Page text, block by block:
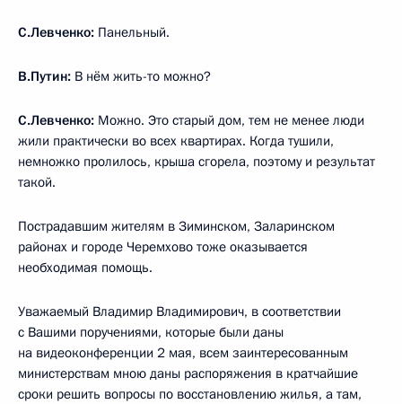
С.Левченко: Панельный.
В.Путин: В нём жить-то можно?
С.Левченко: Можно. Это старый дом, тем не менее люди
жили практически во всех квартирах. Когда тушили,
немножко пролилось, крыша сгорела, поэтому и результат
такой.
Пострадавшим жителям в Зиминском, Заларинском
районах и городе Черемхово тоже оказывается
необходимая помощь.
Уважаемый Владимир Владимирович, в соответствии
с Вашими поручениями, которые были даны
на видеоконференции 2 мая, всем заинтересованным
министерствам мною даны распоряжения в кратчайшие
сроки решить вопросы по восстановлению жилья, а там,